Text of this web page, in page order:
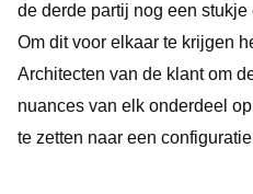
de derde partij nog een
Om dit voor elkaar te krijgen
Architecten van de klant om
nuances van elk onderdeel
te zetten naar een